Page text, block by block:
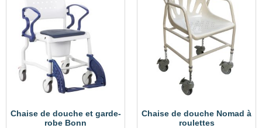
Chaise de douche et garde-
robe Bonn
Chaise de douche Nomad à
roulettes